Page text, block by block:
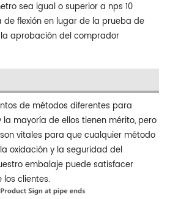
sea igual o superior a nps 10
flexión en lugar de la prueba de
aprobación del comprador
de métodos diferentes para
mayoría de ellos tienen mérito, pero
vitales para que cualquier método
oxidación y la seguridad del
embalaje puede satisfacer
clientes.